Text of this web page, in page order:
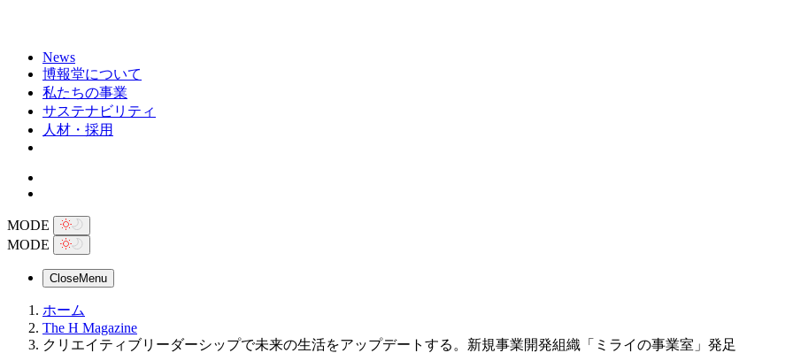
News
博報堂について
私たちの事業
サステナビリティ
人材・採用
MODE
MODE
CloseMenu
ホーム
The H Magazine
クリエイティブリーダーシップで未来の生活をアップデートする。新規事業開発組織「ミライの事業室」発足